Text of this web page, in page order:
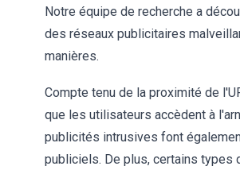
Notre équipe de recherche a
des réseaux publicitaires
manières.
Compte tenu de la proximité de
que les utilisateurs accèdent à
publicités intrusives font
publiciels. De plus, certains types